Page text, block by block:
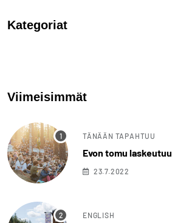
Kategoriat
Viimeisimmät
TÄNÄÄN TAPAHTUU
Evon tomu laskeutuu
23.7.2022
ENGLISH